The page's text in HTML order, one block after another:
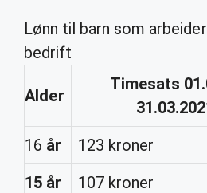
Lønn til barn som
bedrift
Alder
Timesats
16 år 123 kroner
15 år
107 kroner